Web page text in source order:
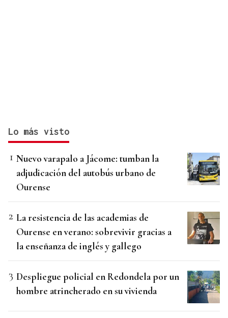
Lo más visto
Nuevo varapalo a Jácome: tumban la
adjudicación del autobús urbano de
Ourense
La resistencia de las academias de
Ourense en verano: sobrevivir gracias a
la enseñanza de inglés y gallego
Despliegue policial en Redondela por un
hombre atrincherado en su vivienda